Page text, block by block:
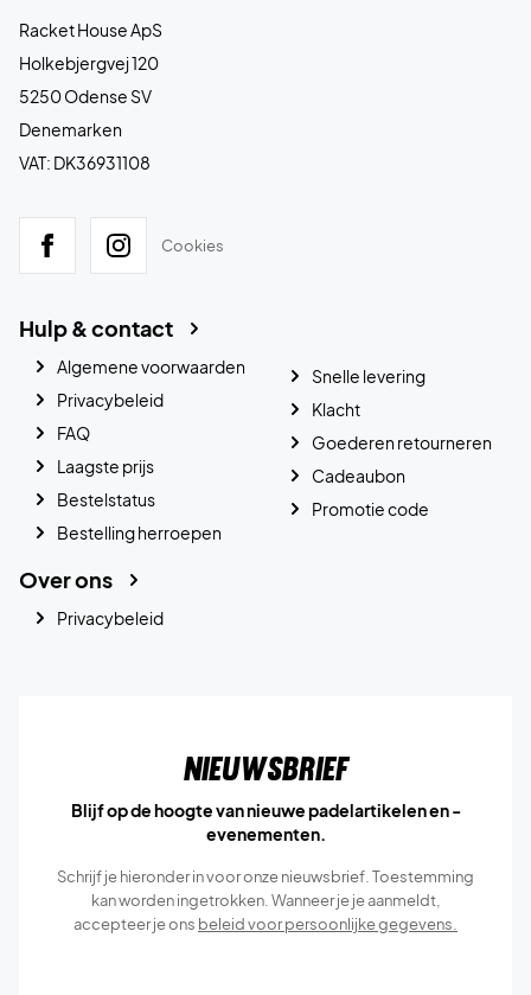
Racket House ApS
Holkebjergvej 120
5250 Odense SV
Denemarken
VAT: DK36931108
Cookies
Hulp & contact
Algemene voorwaarden
Privacybeleid
FAQ
Laagste prijs
Bestelstatus
Bestelling herroepen
Snelle levering
Klacht
Goederen retourneren
Cadeaubon
Promotie code
Over ons
Privacybeleid
Nieuwsbrief
Blijf op de hoogte van nieuwe padelartikelen en -
evenementen.
Schrijf je hieronder in voor onze nieuwsbrief. Toestemming
kan worden ingetrokken. Wanneer je je aanmeldt,
accepteer je ons beleid voor persoonlijke gegevens.